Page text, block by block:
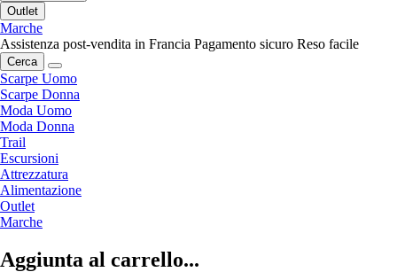
Outlet
Marche
Assistenza post-vendita in Francia Pagamento sicuro Reso facile
Cerca
Scarpe Uomo
Scarpe Donna
Moda Uomo
Moda Donna
Trail
Escursioni
Attrezzatura
Alimentazione
Outlet
Marche
Aggiunta al carrello...